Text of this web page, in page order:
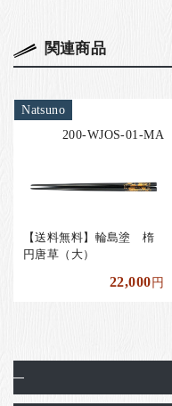
関連商品
Natsuno
200-WJOS-01-MA
【送料無料】輪島塗 楕
円唐草（大）
22,000円